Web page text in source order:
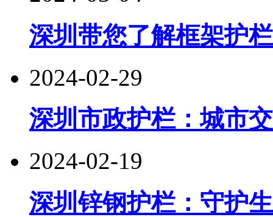
深圳带您了解框架护
2024-02-29
深圳市政护栏：城市
2024-02-19
深圳锌钢护栏：守护